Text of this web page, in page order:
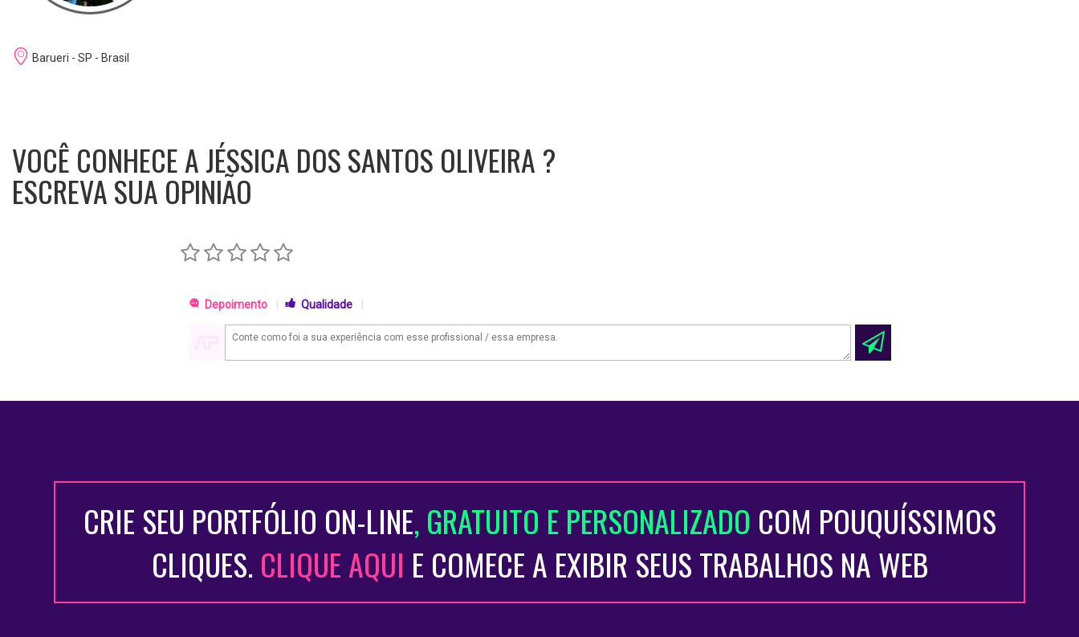
Barueri - SP - Brasil
VOCÊ CONHECE A JÉSSICA DOS SANTOS OLIVEIRA ?
ESCREVA SUA OPINIÃO
Depoimento | Qualidade |
CRIE SEU PORTFÓLIO ON-LINE, GRATUITO E PERSONALIZADO COM POUQUÍSSIMOS
CLIQUES. CLIQUE AQUI E COMECE A EXIBIR SEUS TRABALHOS NA WEB